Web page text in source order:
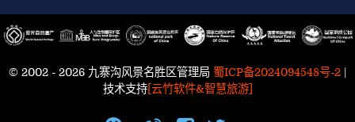
© 2002 - 2026 九寨沟风景名胜区管理局 蜀ICP备2024094548号-2 |
技术支持[云竹软件&智慧旅游]